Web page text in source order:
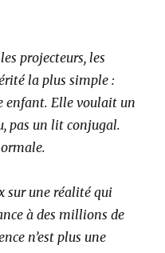
projecteurs, les
la plus simple :
enfant. Elle voulait un
pas un lit conjugal.
sur une réalité qui
à des millions de
n’est plus une